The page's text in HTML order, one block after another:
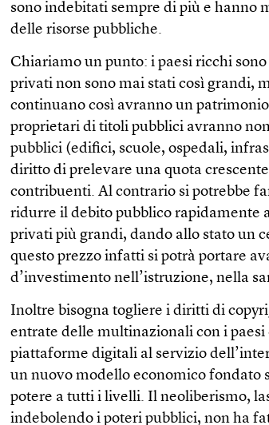
sono indebitati sempre di più e hanno
delle risorse pubbliche.
Chiariamo un punto: i paesi ricchi
privati non sono mai stati così grandi,
continuano così avranno un
proprietari di titoli pubblici avranno
pubblici (edifici, scuole, ospedali,
diritto di prelevare una quota
contribuenti. Al contrario si potrebbe
ridurre il debito pubblico rapidamente
privati più grandi, dando allo stato un
questo prezzo infatti si potrà portare
d’investimento nell’istruzione, nella
Inoltre bisogna togliere i diritti di
entrate delle multinazionali con i
piattaforme digitali al servizio
un nuovo modello economico fondato
potere a tutti i livelli. Il neoliberismo,
indebolendo i poteri pubblici, non ha